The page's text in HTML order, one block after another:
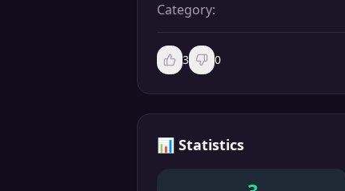
Category:
3 0
📊 Statistics